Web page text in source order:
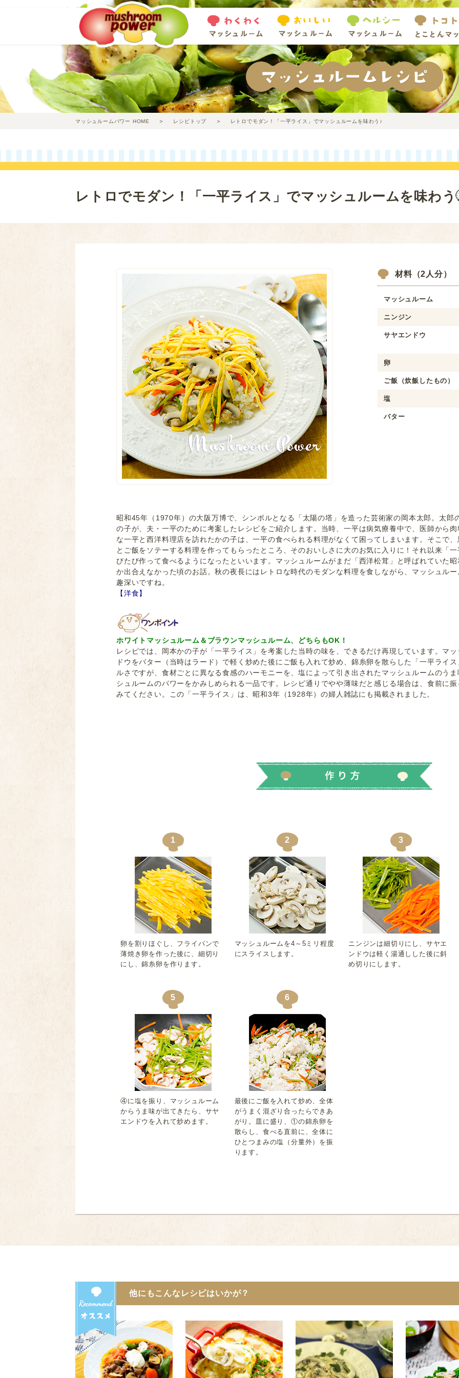
マッシュルームパワー HOME レシピトップ レトロでモダン！「一平ライス」でマッシュルームを味わう♪
レトロでモダン！「一平ライス」でマッシュルームを味わう
材料（2人分）
マッシュルーム
ニンジン
サヤエンドウ
卵
ご飯（炊飯したもの）
塩
バター
昭和45年（1970年）の大阪万博で、シンボルとなる「太陽の塔」を造った芸術家の岡本太郎。太郎
の子が、夫・一平のために考案したレシピをご紹介します。当時、一平は病気療養中で、医師から
な一平と西洋料理店を訪れたかの子は、一平の食べられる料理がなくて困ってしまいます。そこで
とご飯をソテーする料理を作ってもらったところ、そのおいしさに大のお気に入りに！それ以来「
びたび作って食べるようになったといいます。マッシュルームがまだ「西洋松茸」と呼ばれていた
か出合えなかった頃のお話。秋の夜長にはレトロな時代のモダンな料理を食しながら、マッシュル
趣深いですね。
【洋食】
ホワイトマッシュルーム＆ブラウンマッシュルーム、どちらもOK！
レシピでは、岡本かの子が「一平ライス」を考案した当時の味を、できるだけ再現しています。マ
ドウをバター（当時はラード）で軽く炒めた後にご飯も入れて炒め、錦糸卵を散らした「一平ライ
ルさですが、食材ごとに異なる食感のハーモニーを、塩によって引き出されたマッシュルームのう
シュルームのパワーをかみしめられる一品です。レシピ通りでやや薄味だと感じる場合は、食前に
みてください。この「一平ライス」は、昭和3年（1928年）の婦人雑誌にも掲載されました。
1
卵を割りほぐし、フライパンで
薄焼き卵を作った後に、細切り
にし、錦糸卵を作ります。
2
マッシュルームを4～5ミリ程度
にスライスします。
3
ニンジンは細切りにし、サヤエ
ンドウは軽く湯通しした後に斜
め切りにします。
5
④に塩を振り、マッシュルーム
からうま味が出てきたら、サヤ
エンドウを入れて炒めます。
6
最後にご飯を入れて炒め、全体
がうまく混ざり合ったらできあ
がり。皿に盛り、①の錦糸卵を
散らし、食べる直前に、全体に
ひとつまみの塩（分量外）を振
ります。
他にもこんなレシピはいかが？